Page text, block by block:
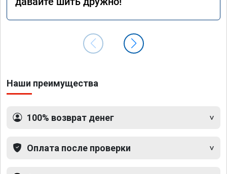
Наши преимущества
100% возврат денег
Оплата после проверки